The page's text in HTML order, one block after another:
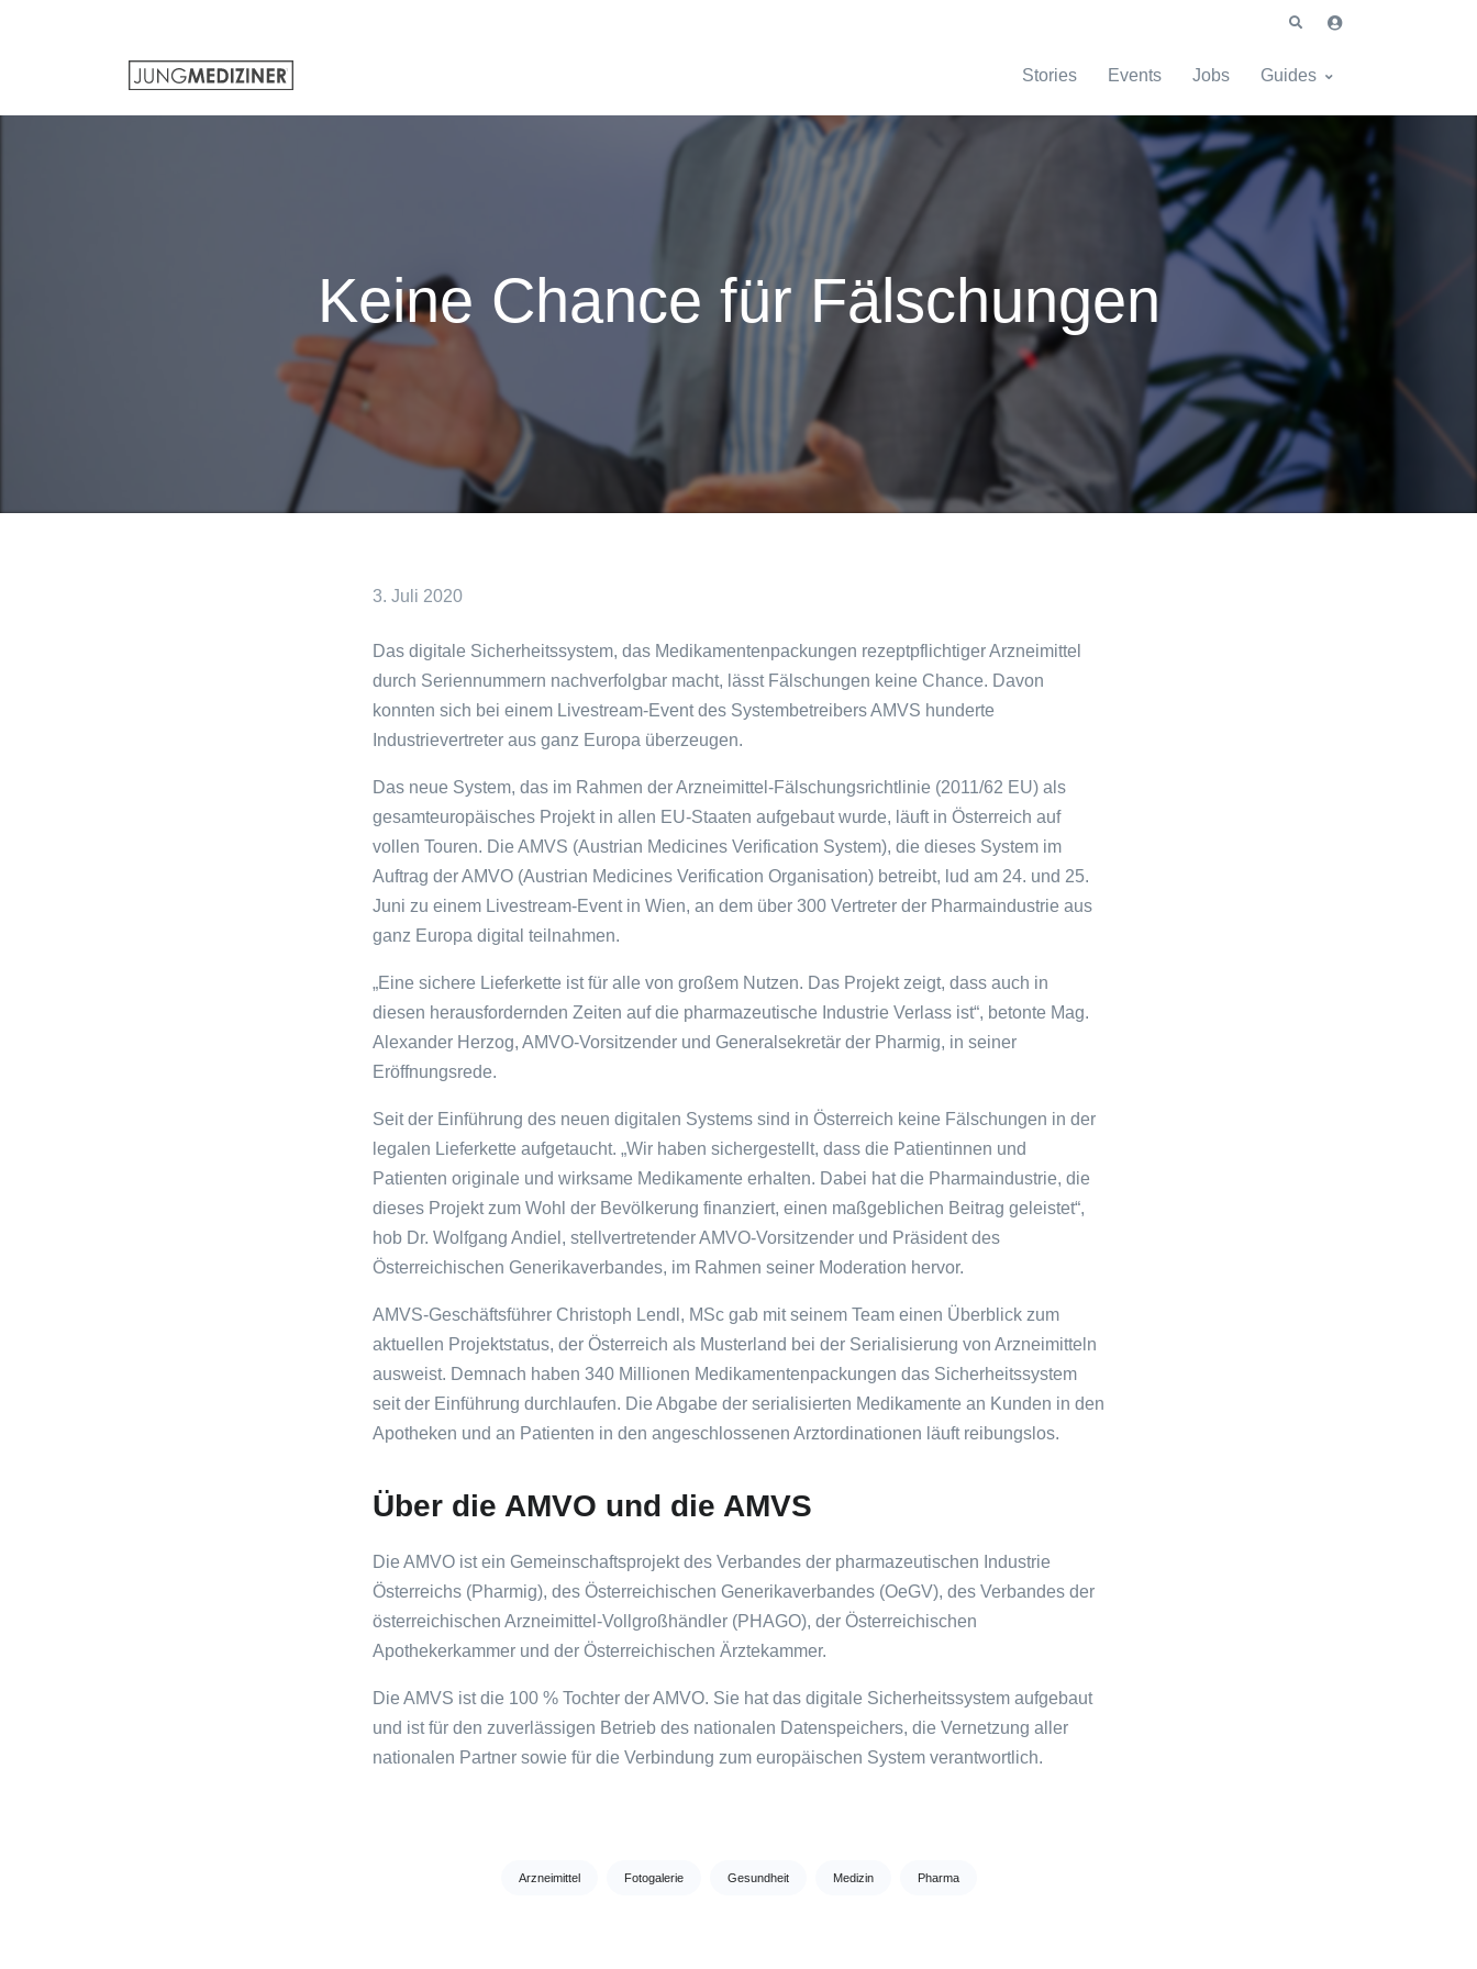
Stories Events Jobs Guides
Keine Chance für Fälschungen
3. Juli 2020
Das digitale Sicherheitssystem, das Medikamentenpackungen rezeptpflichtiger Arzneimittel
durch Seriennummern nachverfolgbar macht, lässt Fälschungen keine Chance. Davon
konnten sich bei einem Livestream-Event des Systembetreibers AMVS hunderte
Industrievertreter aus ganz Europa überzeugen.
Das neue System, das im Rahmen der Arzneimittel-Fälschungsrichtlinie (2011/62 EU) als
gesamteuropäisches Projekt in allen EU-Staaten aufgebaut wurde, läuft in Österreich auf
vollen Touren. Die AMVS (Austrian Medicines Verification System), die dieses System im
Auftrag der AMVO (Austrian Medicines Verification Organisation) betreibt, lud am 24. und 25.
Juni zu einem Livestream-Event in Wien, an dem über 300 Vertreter der Pharmaindustrie aus
ganz Europa digital teilnahmen.
„Eine sichere Lieferkette ist für alle von großem Nutzen. Das Projekt zeigt, dass auch in
diesen herausfordernden Zeiten auf die pharmazeutische Industrie Verlass ist“, betonte Mag.
Alexander Herzog, AMVO-Vorsitzender und Generalsekretär der Pharmig, in seiner
Eröffnungsrede.
Seit der Einführung des neuen digitalen Systems sind in Österreich keine Fälschungen in der
legalen Lieferkette aufgetaucht. „Wir haben sichergestellt, dass die Patientinnen und
Patienten originale und wirksame Medikamente erhalten. Dabei hat die Pharmaindustrie, die
dieses Projekt zum Wohl der Bevölkerung finanziert, einen maßgeblichen Beitrag geleistet“,
hob Dr. Wolfgang Andiel, stellvertretender AMVO-Vorsitzender und Präsident des
Österreichischen Generikaverbandes, im Rahmen seiner Moderation hervor.
AMVS-Geschäftsführer Christoph Lendl, MSc gab mit seinem Team einen Überblick zum
aktuellen Projektstatus, der Österreich als Musterland bei der Serialisierung von Arzneimitteln
ausweist. Demnach haben 340 Millionen Medikamentenpackungen das Sicherheitssystem
seit der Einführung durchlaufen. Die Abgabe der serialisierten Medikamente an Kunden in den
Apotheken und an Patienten in den angeschlossenen Arztordinationen läuft reibungslos.
Über die AMVO und die AMVS
Die AMVO ist ein Gemeinschaftsprojekt des Verbandes der pharmazeutischen Industrie
Österreichs (Pharmig), des Österreichischen Generikaverbandes (OeGV), des Verbandes der
österreichischen Arzneimittel-Vollgroßhändler (PHAGO), der Österreichischen
Apothekerkammer und der Österreichischen Ärztekammer.
Die AMVS ist die 100 % Tochter der AMVO. Sie hat das digitale Sicherheitssystem aufgebaut
und ist für den zuverlässigen Betrieb des nationalen Datenspeichers, die Vernetzung aller
nationalen Partner sowie für die Verbindung zum europäischen System verantwortlich.
Arzneimittel Fotogalerie Gesundheit Medizin Pharma